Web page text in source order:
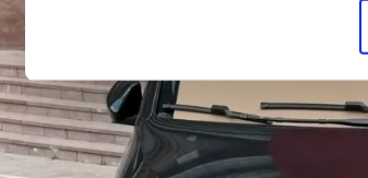
Sizlere daha iyi bir hizmet sunabilmek için
çerezler vasıtasıyla çeşitli kişisel
amacıyla kullanılmaktadır. Diğer